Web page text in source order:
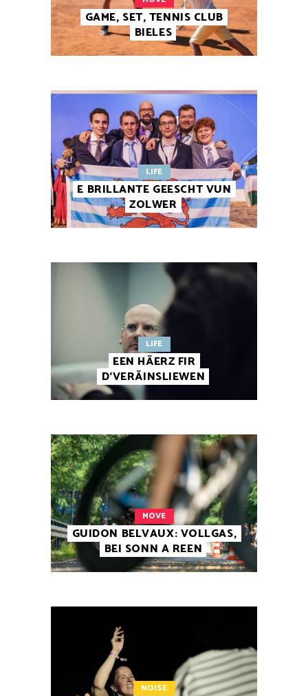
GAME, SET, TENNIS CLUB
BIELES
LIFE
E BRILLANTE GEESCHT VUN
ZOLWER
LIFE
EEN HÄERZ FIR
D‘VERÄINSLIEWEN
MOVE
GUIDON BELVAUX: VOLLGAS,
BEI SONN A REEN
NOISE